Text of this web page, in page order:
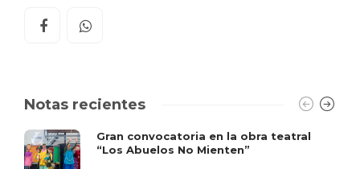
Notas recientes
Gran convocatoria en la obra teatral
“Los Abuelos No Mienten”